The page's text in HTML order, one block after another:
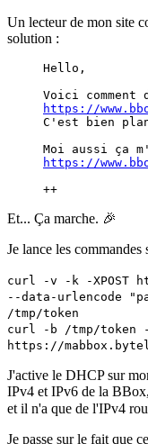
Un lecteur de mon site
solution :
Hello,
Voici
https://
C'est bien
Moi aussi ça
https://
++
Et... Ça marche. 🎉
Je lance les
curl -v -k -XPOST
--data-urlencode
/tmp/token
curl -b /tmp/token -
https://
J'active le DHCP sur
IPv4 et IPv6 de la
et il n'a que de l'IPv4
Je passe sur le fait que